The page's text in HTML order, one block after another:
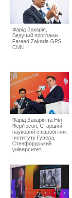
Фарід Закарія,
Ведучий програми
Fareed Zakaria GPS,
CNN
Фарід Закарія та Ніл
Ферґюсон, Старший
науковий співробітник
Інституту Гувера,
Стенфордський
університет